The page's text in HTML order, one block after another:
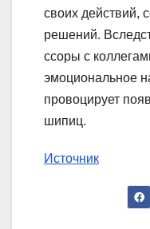
своих действий,
решений.
ссоры с
эмоциональное
провоцирует
шипиц.
Источник